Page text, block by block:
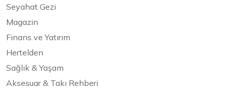
Seyahat Gezi
Magazin
Finans ve Yatırım
Hertelden
Sağlık & Yaşam
Aksesuar & Takı Rehberi